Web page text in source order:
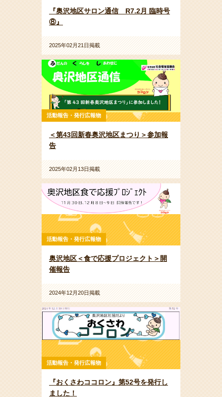
『奥沢地区サロン通信 R7.2月 臨時号
⑧』
2025年02月21日掲載
活動報告・発行広報物
＜第43回新春奥沢地区まつり＞参加報
告
2025年02月13日掲載
活動報告・発行広報物
奥沢地区＜食で応援プロジェクト＞開
催報告
2024年12月20日掲載
活動報告・発行広報物
『おくさわココロン』第52号を発行し
ました！